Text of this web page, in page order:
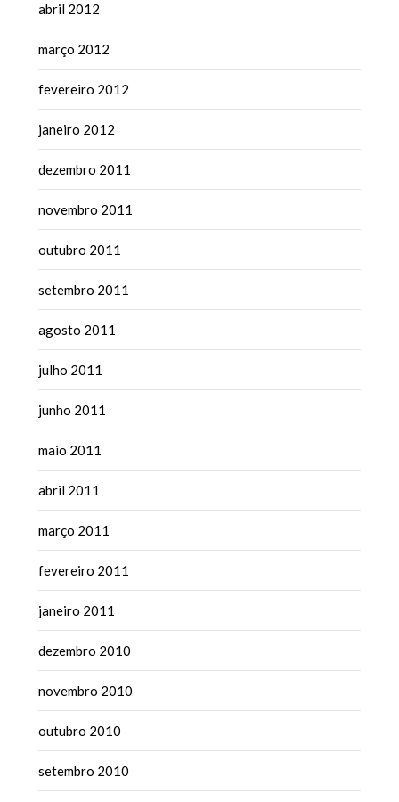
abril 2012
março 2012
fevereiro 2012
janeiro 2012
dezembro 2011
novembro 2011
outubro 2011
setembro 2011
agosto 2011
julho 2011
junho 2011
maio 2011
abril 2011
março 2011
fevereiro 2011
janeiro 2011
dezembro 2010
novembro 2010
outubro 2010
setembro 2010